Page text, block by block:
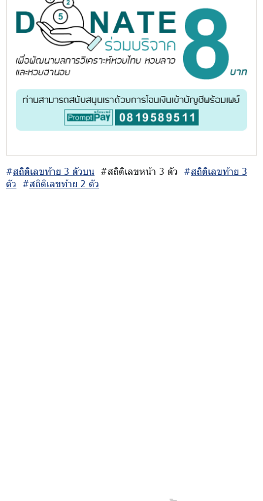
#สถิติเลขท้าย 3 ตัวบน #สถิติเลขหน้า 3 ตัว #สถิติเลขท้าย 3
ตัว #สถิติเลขท้าย 2 ตัว